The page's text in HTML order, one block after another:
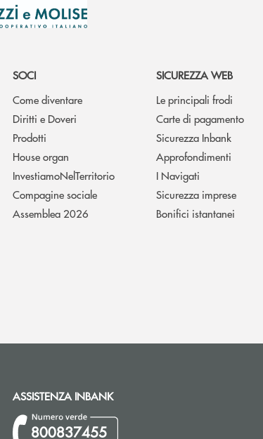
SOCI
Come diventare
Diritti e Doveri
Prodotti
House organ
InvestiamoNelTerritorio
Compagine sociale
Assemblea 2026
SICUREZZA WEB
Le principali frodi
Carte di pagamento
Sicurezza Inbank
Approfondimenti
I Navigati
Sicurezza imprese
Bonifici istantanei
ASSISTENZA INBANK
800837455